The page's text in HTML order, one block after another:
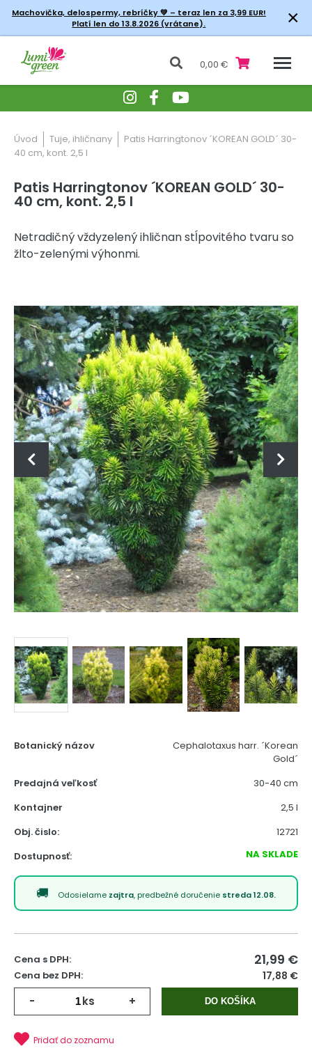
Machovička, delospermy, rebríčky💚 – teraz len za 3,99 EUR!
Platí len do 13.8.2026 (vrátane).
×
0,00 €
Úvod Tuje, ihličnany
Patis Harringtonov ´KOREAN GOLD´ 30-
40 cm, kont. 2,5 l
Patis Harringtonov ´KOREAN GOLD´ 30-
40 cm, kont. 2,5 l
Netradičný vždyzelený ihličnan stĺpovitého tvaru so
žlto-zelenými výhonmi.
Botanický názov
Cephalotaxus harr. ´Korean
Gold´
Predajná veľkosť
30-40 cm
Kontajner
2,5 l
Obj. čislo:
12721
Dostupnosť:
NA SKLADE
Odosielame zajtra, predbežné doručenie streda 12.08.
Cena s DPH: 21,99 €
Cena bez DPH: 17,88 €
- ks + DO KOŠÍKA
Pridať do zoznamu